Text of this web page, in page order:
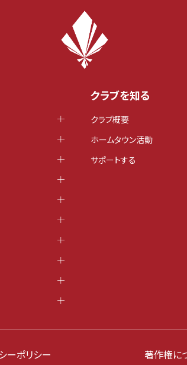
クラブを知る
クラブ概要
ホームタウン活動
サポートする
ーポリシー 著作権に